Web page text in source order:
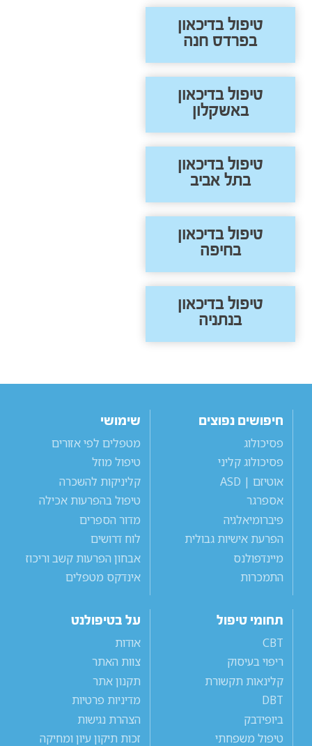
טיפול בדיכאון
בפרדס חנה
טיפול בדיכאון
באשקלון
טיפול בדיכאון
בתל אביב
טיפול בדיכאון
בחיפה
טיפול בדיכאון
בנתניה
חיפושים נפוצים
פסיכולוג
פסיכולוג קליני
אוטיזם | ASD
אספרגר
פיברומיאלגיה
הפרעת אישיות גבולית
מיינדפולנס
התמכרות
שימושי
מטפלים לפי אזורים
טיפול מוזל
קליניקות להשכרה
טיפול בהפרעות אכילה
מדור הספרים
לוח דרושים
אבחון הפרעות קשב וריכוז
אינדקס מטפלים
תחומי טיפול
CBT
ריפוי בעיסוק
קלינאות תקשורת
DBT
ביופידבק
טיפול משפחתי
על בטיפולנט
אודות
צוות האתר
תקנון אתר
מדיניות פרטיות
הצהרת נגישות
זכות תיקון עיון ומחיקה